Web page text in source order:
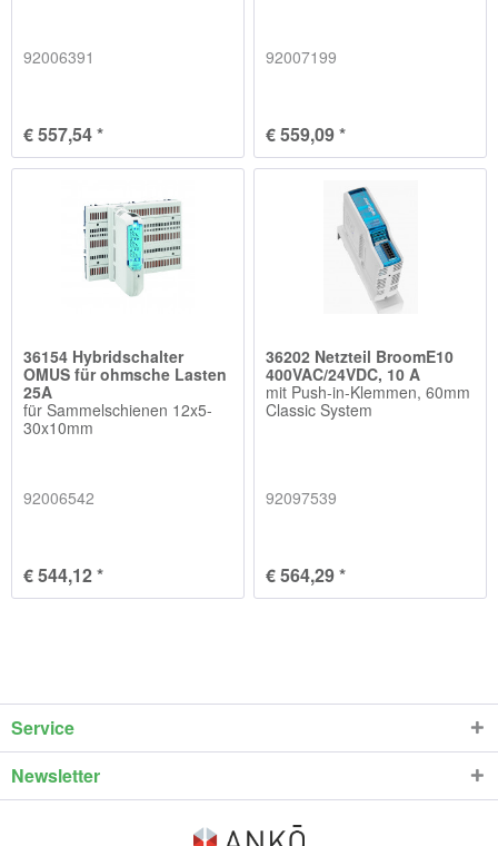
92006391
€ 557,54 *
92007199
€ 559,09 *
36154 Hybridschalter
OMUS für ohmsche Lasten
25A
für Sammelschienen 12x5-
30x10mm
92006542
€ 544,12 *
36202 Netzteil BroomE10
400VAC/24VDC, 10 A
mit Push-in-Klemmen, 60mm
Classic System
92097539
€ 564,29 *
Service
Newsletter